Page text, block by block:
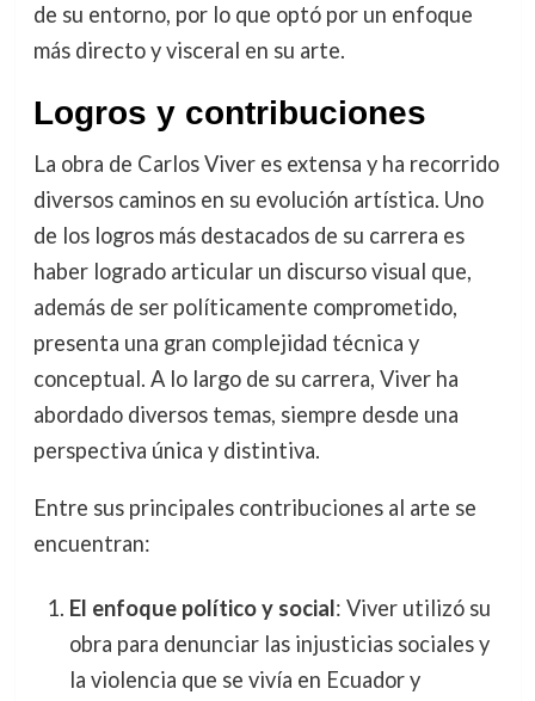
de su entorno, por lo que optó por un enfoque
más directo y visceral en su arte.
Logros y contribuciones
La obra de Carlos Viver es extensa y ha recorrido
diversos caminos en su evolución artística. Uno
de los logros más destacados de su carrera es
haber logrado articular un discurso visual que,
además de ser políticamente comprometido,
presenta una gran complejidad técnica y
conceptual. A lo largo de su carrera, Viver ha
abordado diversos temas, siempre desde una
perspectiva única y distintiva.
Entre sus principales contribuciones al arte se
encuentran:
El enfoque político y social: Viver utilizó su
obra para denunciar las injusticias sociales y
la violencia que se vivía en Ecuador y